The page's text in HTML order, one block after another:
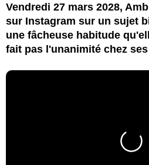
Vendredi 27 mars 2028,
sur Instagram sur un sujet
une fâcheuse habitude
fait pas l'unanimité chez